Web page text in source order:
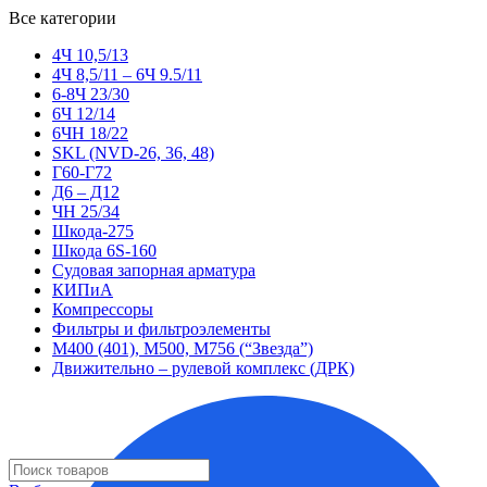
Все категории
4Ч 10,5/13
4Ч 8,5/11 – 6Ч 9.5/11
6-8Ч 23/30
6Ч 12/14
6ЧН 18/22
SKL (NVD-26, 36, 48)
Г60-Г72
Д6 – Д12
ЧН 25/34
Шкода-275
Шкода 6S-160
Судовая запорная арматура
КИПиА
Компрессоры
Фильтры и фильтроэлементы
М400 (401), М500, М756 (“Звезда”)
Движительно – рулевой комплекс (ДРК)